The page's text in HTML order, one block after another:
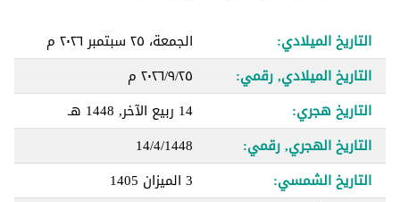
التاريخ الميلادي:
الجمعة، ٢٥ سبتمبر ٢٠٢٦ م
التاريخ الميلادي, رقمي:
٢٥‏/٩‏/٢٠٢٦ م
التاريخ هجري:
14 ربيع الآخر, 1448 هـ
التاريخ الهجري, رقمي:
14/4/1448
التاريخ الشمسي:
3 الميزان 1405